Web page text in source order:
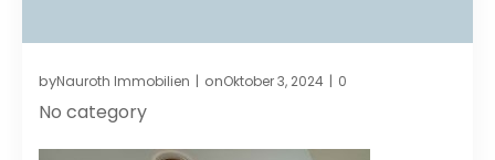
byNauroth Immobilien | onOktober 3, 2024 | 0
No category